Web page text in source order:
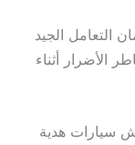
التعامل الجيد
الأضرار أثناء
سيارات هدية